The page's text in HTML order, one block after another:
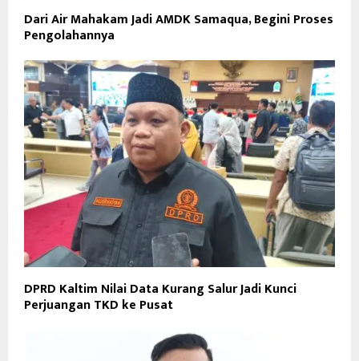
Dari Air Mahakam Jadi AMDK Samaqua, Begini Proses
Pengolahannya
DPRD Kaltim Nilai Data Kurang Salur Jadi Kunci
Perjuangan TKD ke Pusat